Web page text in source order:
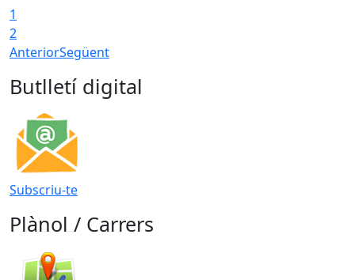
1
2
AnteriorSegüent
Butlletí digital
Subscriu-te
Plànol / Carrers